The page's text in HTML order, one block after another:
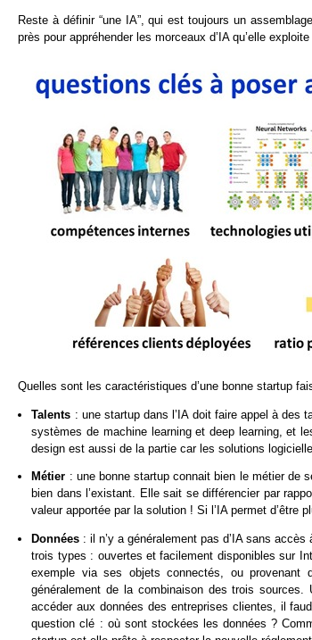
Reste à définir “une IA”, qui est toujours un
près pour appréhender les morceaux d’IA qu’elle
Quelles sont les caractéristiques d’une bonne startup
Talents : une startup dans l’IA doit faire appel à des
systèmes de machine learning et deep learning, et
design est aussi de la partie car les solutions
Métier : une bonne startup connait bien le métier de
bien dans l’existant. Elle sait se différencier par
valeur apportée par la solution ! Si l’IA permet d’être
Données : il n’y a généralement pas d’IA sans
trois types : ouvertes et facilement disponibles sur
exemple via ses objets connectés, ou provenant
généralement de la combinaison des trois sources.
accéder aux données des entreprises clientes, il
question clé : où sont stockées les données ?